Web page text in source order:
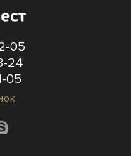
05
24
05